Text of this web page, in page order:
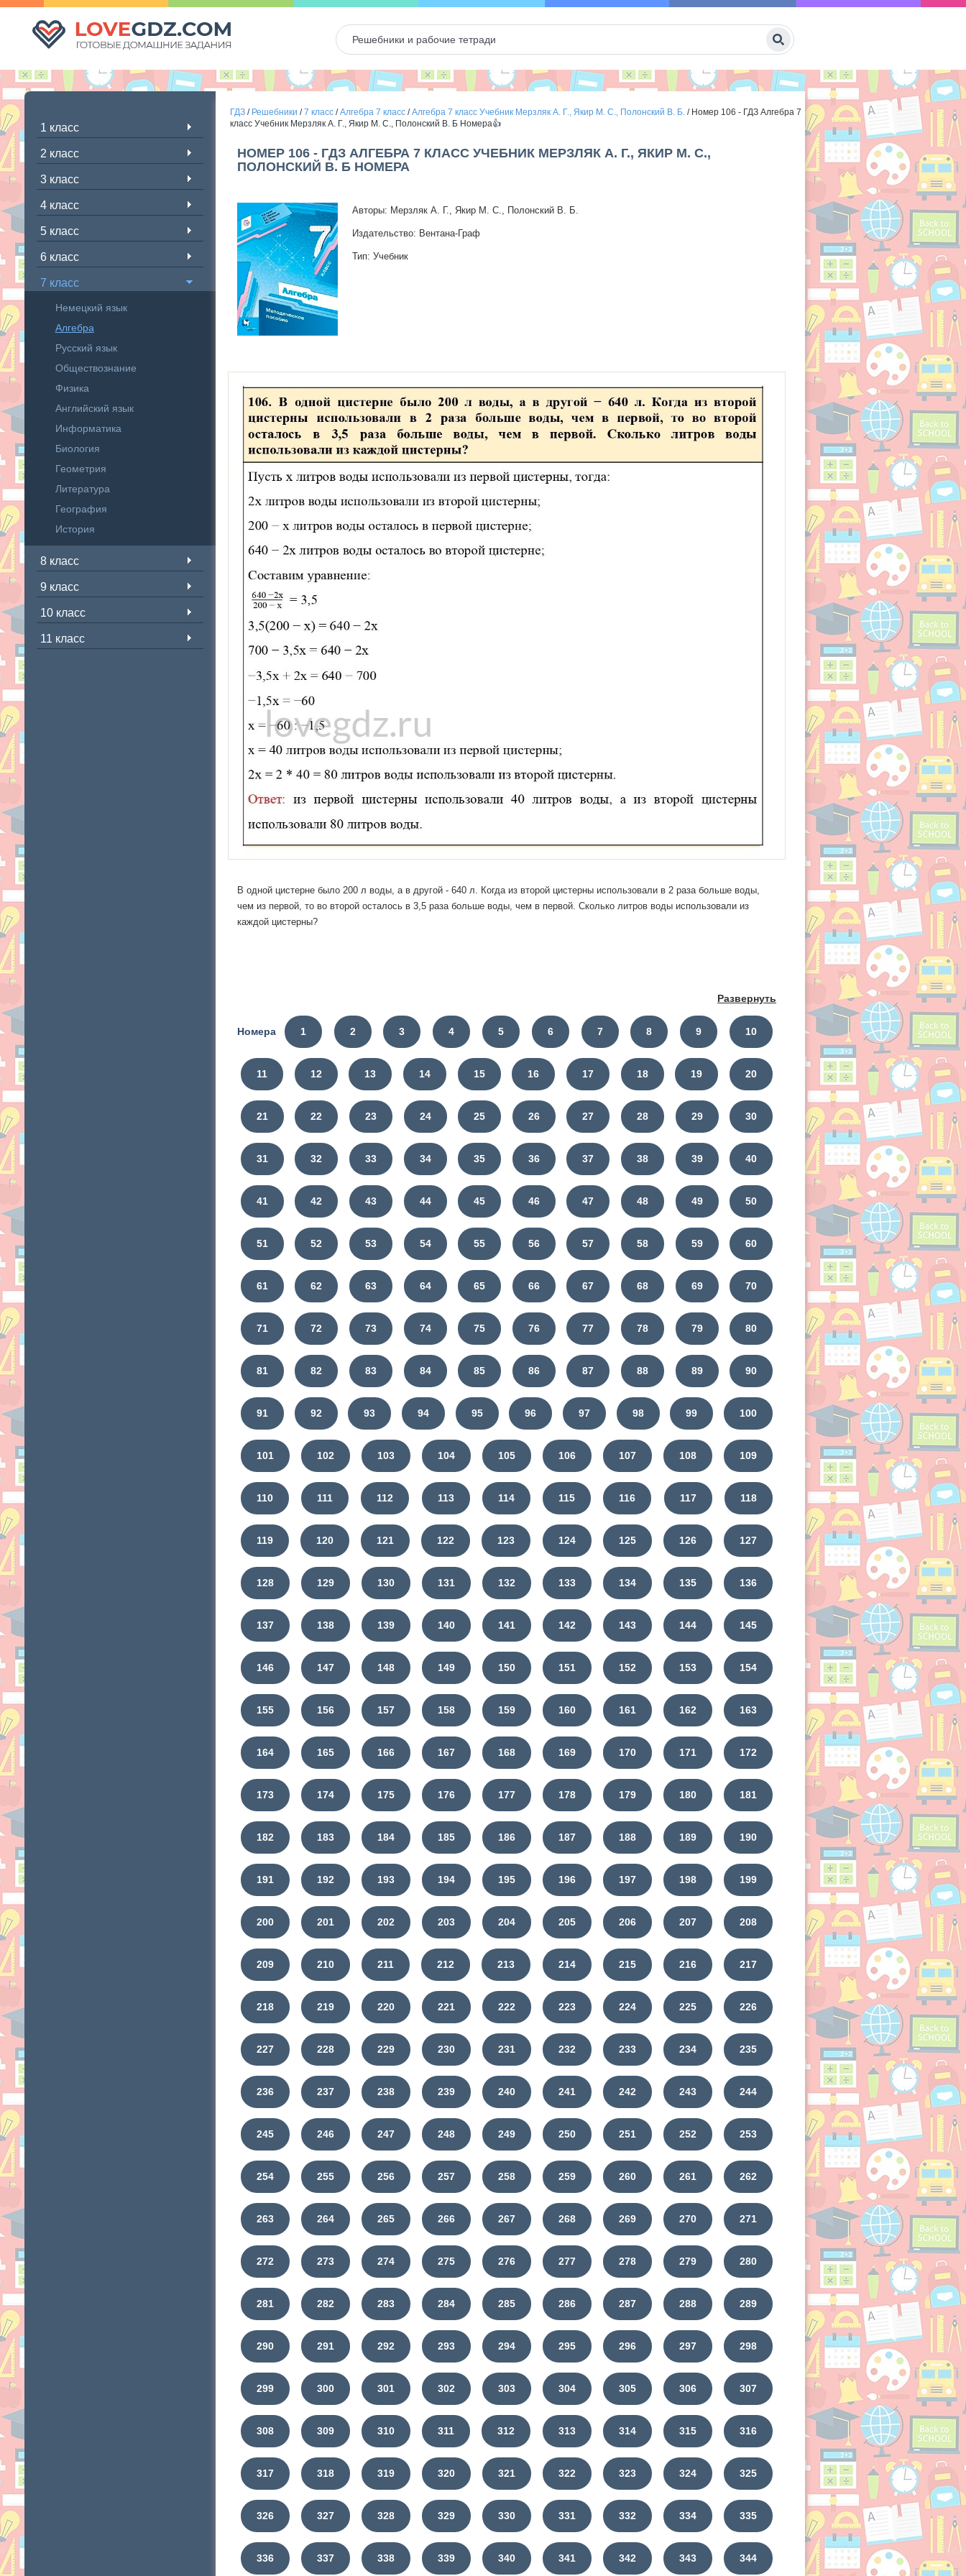
1 класс
2 класс
3 класс
4 класс
5 класс
6 класс
7 класс
Немецкий язык
Алгебра
Русский язык
Обществознание
Физика
Английский язык
Информатика
Биология
Геометрия
Литература
География
История
8 класс
9 класс
10 класс
11 класс
ГДЗ/ Решебники /7 класс/Алгебра 7 класс/Алгебра 7 класс Учебник Мерзляк А. Г., Якир М. С., Полонский В. Б./ Номер 106 - ГДЗ Алгебра 7
класс Учебник Мерзляк А. Г., Якир М. С., Полонский В. Б Номера👍
НОМЕР 106 - ГДЗ АЛГЕБРА 7 КЛАСС УЧЕБНИК МЕРЗЛЯК А. Г., ЯКИР М. С.,
ПОЛОНСКИЙ В. Б НОМЕРА
Авторы: Мерзляк А. Г., Якир М. С., Полонский В. Б.
Издательство: Вентана-Граф
Тип: Учебник
Развернуть
В одной цистерне было 200 л воды, а в другой - 640 л. Когда из второй цистерны использовали в 2 раза больше воды,
чем из первой, то во второй осталось в 3,5 раза больше воды, чем в первой. Сколько литров воды использовали из
каждой цистерны?
Номера 1 2 3 4 5 6 7 8 9 10
11 12 13 14 15 16 17 18 19 20
21 22 23 24 25 26 27 28 29 30
31 32 33 34 35 36 37 38 39 40
41 42 43 44 45 46 47 48 49 50
51 52 53 54 55 56 57 58 59 60
61 62 63 64 65 66 67 68 69 70
71 72 73 74 75 76 77 78 79 80
81 82 83 84 85 86 87 88 89 90
91 92 93 94 95 96 97 98 99 100
101 102 103 104 105 106 107 108 109
110 111 112 113 114 115 116 117 118
119 120 121 122 123 124 125 126 127
128 129 130 131 132 133 134 135 136
137 138 139 140 141 142 143 144 145
146 147 148 149 150 151 152 153 154
155 156 157 158 159 160 161 162 163
164 165 166 167 168 169 170 171 172
173 174 175 176 177 178 179 180 181
182 183 184 185 186 187 188 189 190
191 192 193 194 195 196 197 198 199
200 201 202 203 204 205 206 207 208
209 210 211 212 213 214 215 216 217
218 219 220 221 222 223 224 225 226
227 228 229 230 231 232 233 234 235
236 237 238 239 240 241 242 243 244
245 246 247 248 249 250 251 252 253
254 255 256 257 258 259 260 261 262
263 264 265 266 267 268 269 270 271
272 273 274 275 276 277 278 279 280
281 282 283 284 285 286 287 288 289
290 291 292 293 294 295 296 297 298
299 300 301 302 303 304 305 306 307
308 309 310 311 312 313 314 315 316
317 318 319 320 321 322 323 324 325
326 327 328 329 330 331 332 334 335
336 337 338 339 340 341 342 343 344